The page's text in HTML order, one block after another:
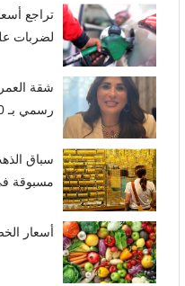
تراجع
لضربات
شقة العمر
رسمي بـ 5000 وحدة جديدة في 25 محافظة
سباق
مسبوقة
أسعار